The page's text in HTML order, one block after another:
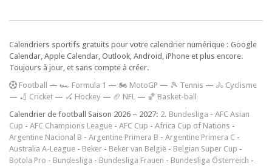
Calendriers sportifs gratuits pour votre calendrier numérique : Google
Calendar, Apple Calendar, Outlook, Android, iPhone et plus encore.
Toujours à jour, et sans compte à créer.
Football — 🏎️ Formula 1 — 🏍 MotoGP — 🎾 Tennis — 🚴 Cyclisme
— 🏏 Cricket — 🏑 Hockey — 🏈 NFL — 🏀 Basket-ball
Calendrier de football Saison 2026 – 2027: 2. Bundesliga - AFC Asian
Cup - AFC Champions League - AFC Cup - Africa Cup of Nations -
Argentine Nacional B - Argentine Primera B - Argentine Primera C -
Australia A-League - Beker - Beker van België - Belgian Super Cup -
Botola Pro - Bundesliga - Bundesliga Frauen - Bundesliga Österreich -